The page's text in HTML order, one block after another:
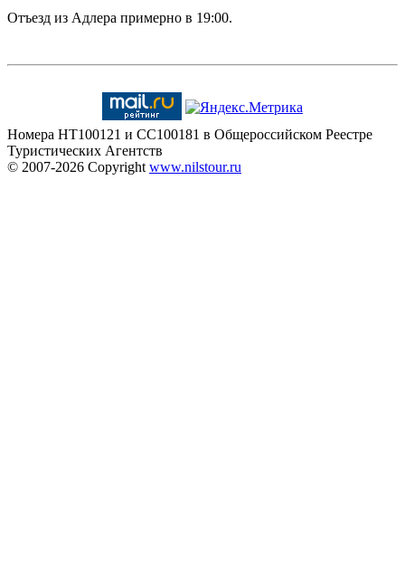
Отъезд из Адлера примерно в 19:00.
Номера HT100121 и CC100181 в Общероссийском Реестре
Туристических Агентств
© 2007-2026 Copyright www.nilstour.ru